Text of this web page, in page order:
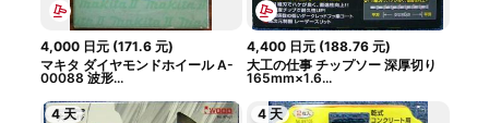
4,000 日元(171.6 元)
マキタ ダイヤモンドホイール A-
00088 波形...
4,400 日元 (188.76 元)
大工の仕事 チップソー 深厚切り
165mm×1.6...
4 天 4 天